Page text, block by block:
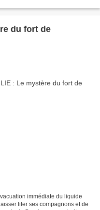
du fort de
immédiate du liquide
filer ses compagnons et de